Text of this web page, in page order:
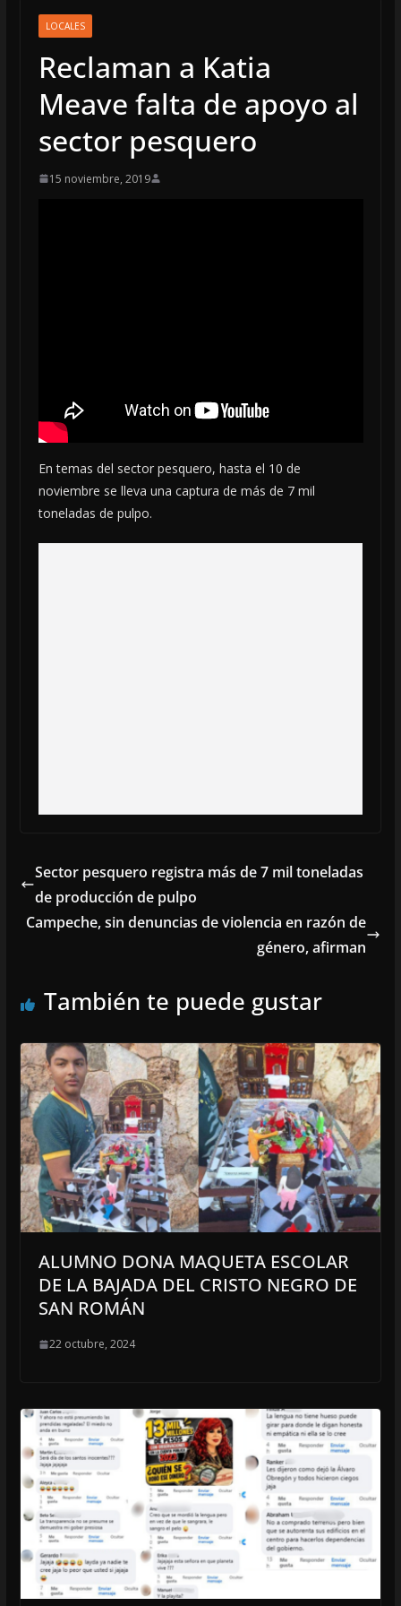
LOCALES
Reclaman a Katia
Meave falta de apoyo al
sector pesquero
15 noviembre, 2019
En temas del sector pesquero, hasta el 10 de
noviembre se lleva una captura de más de 7 mil
toneladas de pulpo.
Sector pesquero registra más de 7 mil toneladas
de producción de pulpo
Campeche, sin denuncias de violencia en razón de
género, afirman
También te puede gustar
ALUMNO DONA MAQUETA ESCOLAR
DE LA BAJADA DEL CRISTO NEGRO DE
SAN ROMÁN
22 octubre, 2024